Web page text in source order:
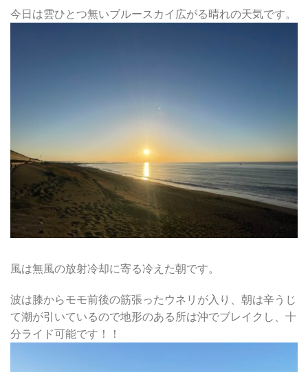
今日は雲ひとつ無いブルースカイ広がる晴れの天気です。
風は無風の放射冷却に寄る冷えた朝です。
波は膝からモモ前後の筋張ったウネリが入り、朝は辛うじ
て潮が引いているので地形のある所は沖でブレイクし、十
分ライド可能です！！